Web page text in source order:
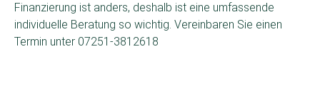
Finanzierung ist anders, deshalb ist eine umfassende
individuelle Beratung so wichtig. Vereinbaren Sie einen
Termin unter 07251-3812618